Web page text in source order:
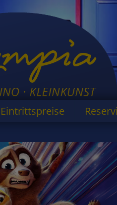
Eintrittspreise